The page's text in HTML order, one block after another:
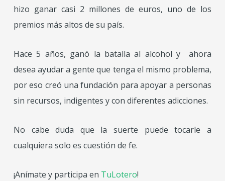
hizo ganar casi 2 millones de euros, uno de los
premios más altos de su país.
Hace 5 años, ganó la batalla al alcohol y ahora
desea ayudar a gente que tenga el mismo problema,
por eso creó una fundación para apoyar a personas
sin recursos, indigentes y con diferentes adicciones.
No cabe duda que la suerte puede tocarle a
cualquiera solo es cuestión de fe.
¡Anímate y participa en TuLotero!